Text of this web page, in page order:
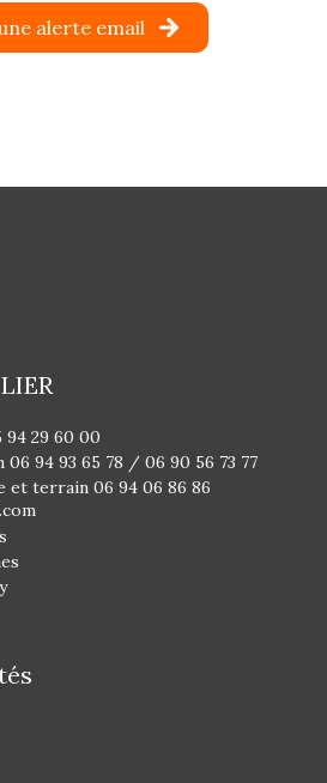
alerte email
94 29 60 00
06 94 93 65 78 / 06 90 56 73 77
et terrain 06 94 06 86 86